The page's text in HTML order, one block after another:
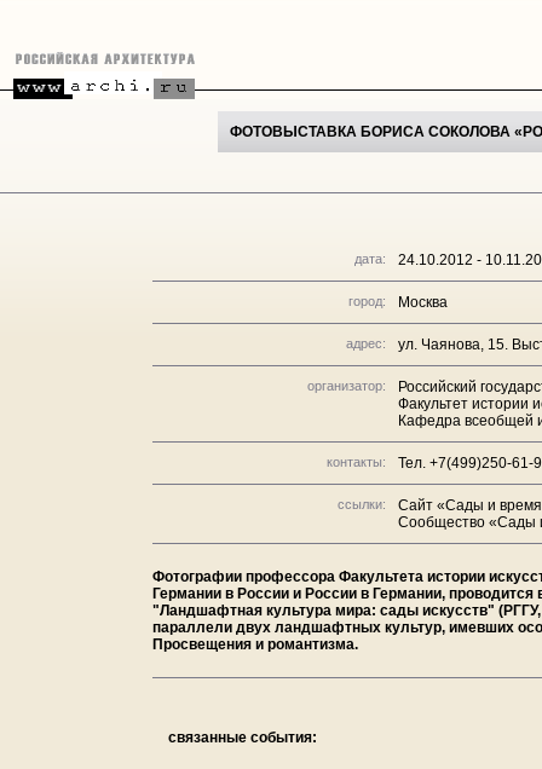
ФОТОВЫСТАВКА БОРИСА СОКОЛОВА
дата: 24.10.2012 -
город: Москва
адрес: ул. Чаянова, 15.
организатор:
Российский
Факультет истории
Кафедра всеобщей
контакты: Тел. +7(499)250-61-
ссылки:
Сайт «Сады и
Сообщество «Сады
Фотографии профессора Факультета истории
Германии в России и России в Германии,
"Ландшафтная культура мира: сады искусств" (РГГУ,
параллели двух ландшафтных культур, имевших
Просвещения и романтизма.
связанные события: